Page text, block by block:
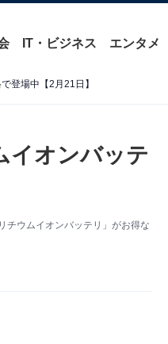
IT・ビジネス エンタメ
登場中【2月21日】
イオンバッテ
チウムイオンバッテリ」がお得な